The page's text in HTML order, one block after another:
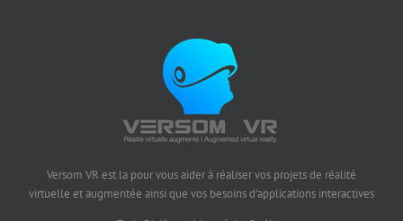
Versom VR est la pour vous aider à réaliser vos projets de réalité
virtuelle et augmentée ainsi que vos besoins d'applications interactives